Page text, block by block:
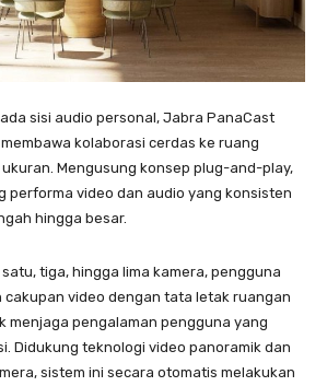
sisi audio personal, Jabra PanaCast
kolaborasi cerdas ke ruang
Mengusung konsep plug-and-play,
performa video dan audio yang konsisten
hingga besar.
tiga, hingga lima kamera, pengguna
cakupan video dengan tata letak ruangan
menjaga pengalaman pengguna yang
Didukung teknologi video panoramik dan
sistem ini secara otomatis melakukan